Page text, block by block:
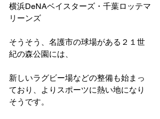
横浜DeNAベイスターズ・千葉ロッテマ
リーンズ
そうそう、名護市の球場がある２１世
紀の森公園には、
新しいラグビー場などの整備も始まっ
ており、よりスポーツに熱い地になり
そうです。